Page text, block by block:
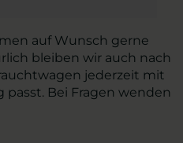
auf Wunsch gerne
bleiben wir auch nach
jederzeit mit
Bei Fragen wenden